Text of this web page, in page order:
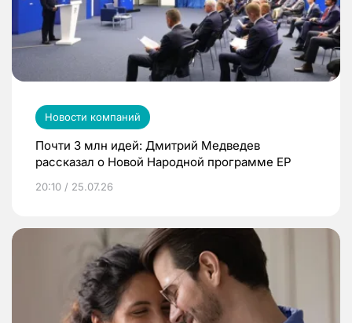
Новости компаний
Почти 3 млн идей: Дмитрий Медведев
рассказал о Новой Народной программе ЕР
20:10 / 25.07.26